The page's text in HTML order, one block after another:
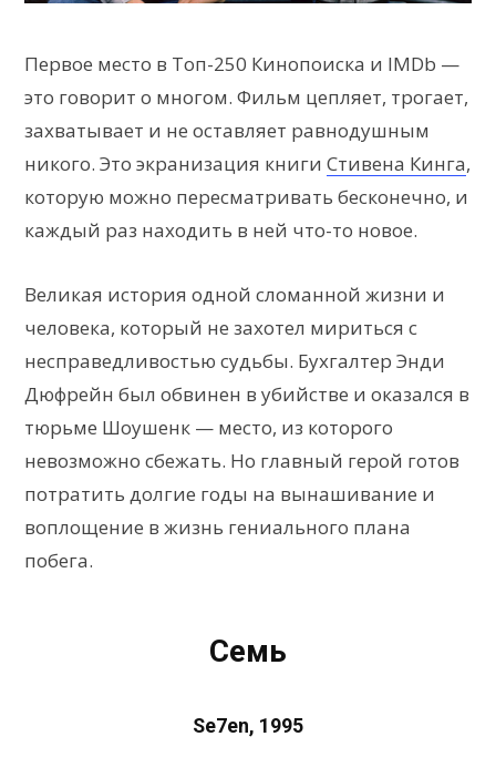
Первое место в Топ-250 Кинопоиска и IMDb —
это говорит о многом. Фильм цепляет, трогает,
захватывает и не оставляет равнодушным
никого. Это экранизация книги Стивена Кинга,
которую можно пересматривать бесконечно, и
каждый раз находить в ней что-то новое.
Великая история одной сломанной жизни и
человека, который не захотел мириться с
несправедливостью судьбы. Бухгалтер Энди
Дюфрейн был обвинен в убийстве и оказался в
тюрьме Шоушенк — место, из которого
невозможно сбежать. Но главный герой готов
потратить долгие годы на вынашивание и
воплощение в жизнь гениального плана
побега.
Семь
Se7en, 1995